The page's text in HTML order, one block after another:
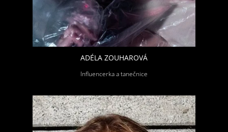
ADÉLA ZOUHAROVÁ
Influencerka a tanečnice